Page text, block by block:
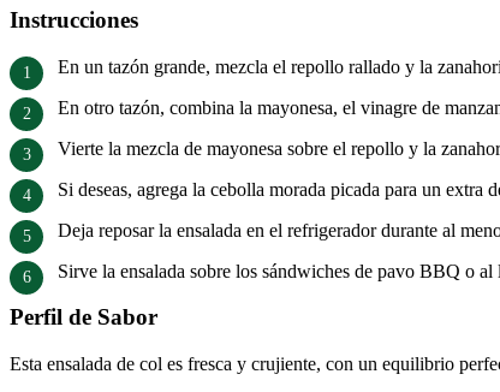
Instrucciones
En un tazón grande, mezcla el repollo rallado y la
En otro tazón, combina la mayonesa, el vinagre de
Vierte la mezcla de mayonesa sobre el repollo y la
Si deseas, agrega la cebolla morada picada para un extra
Deja reposar la ensalada en el refrigerador durante al
Sirve la ensalada sobre los sándwiches de pavo BBQ o
Perfil de Sabor
Esta ensalada de col es fresca y crujiente, con un equilibrio